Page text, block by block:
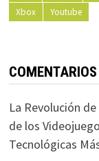
Xbox
Youtube
La Revolución
de los
Tecnológicas